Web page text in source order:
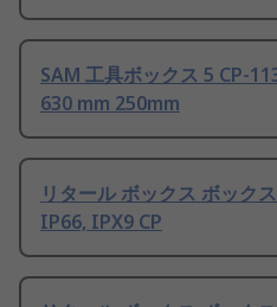
SAM 工具ボックス 5 CP-
630 mm 250mm
リタール ボックス ボック
IP66, IPX9 CP